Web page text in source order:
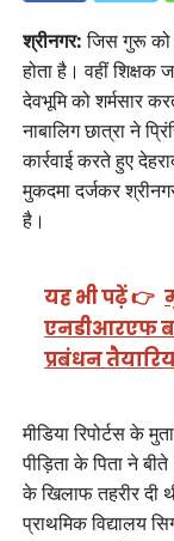
श्रीनगर:जिस गुरू को
होता है। वहीं शिक्षक
देवभूमि को शर्मसार
नाबालिग छात्रा ने
कार्रवाई करते हुए
मुकदमा दर्जकर
है।
यह भी पढ़ें 👉
एनडीआरएफ
प्रबंधन
मीडिया रिपोर्टस के
पीड़िता के पिता ने
के खिलाफ तहरीर दी
प्राथमिक विद्यालय